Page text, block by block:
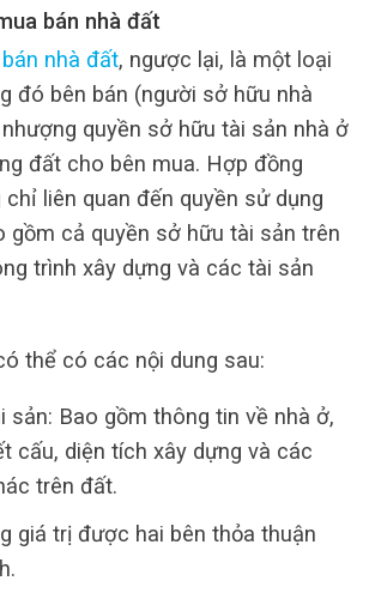
bán nhà đất
nhà đất, ngược lại, là một loại
đó bên bán (người sở hữu nhà
quyền sở hữu tài sản nhà ở
đất cho bên mua. Hợp đồng
chỉ liên quan đến quyền sử dụng
gồm cả quyền sở hữu tài sản trên
trình xây dựng và các tài sản
thể có các nội dung sau:
sản: Bao gồm thông tin về nhà ở,
cấu, diện tích xây dựng và các
trên đất.
giá trị được hai bên thỏa thuận